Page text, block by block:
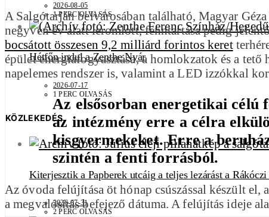
2026-08-05
1 PERC OLVASÁS
Hétfőn indul a Zenthe Nyár
2026-07-17
1 PERC OLVASÁS
KÖZLEKEDÉS
Kiterjesztik a Papberek utcáig a teljes lezárást a Rákóczi
2026-07-31
2 PERC OLVASÁS
A Salgótarján belvárosában található, Magyar
negyven év alatt leromlott, fenntartása pedig
bocsátott összesen 9,2 milliárd forintos keret
épület energiafogyasztása, a homlokzatok és a
napelemes rendszer is, valamint a LED izzókkal
Az elsősorban energetikai célú
az intézmény erre a célra
kisgyermekeket. Erre a
szintén a fenti forrásból.
Az óvoda felújítása öt hónap csúszással készült
a megvalósítás befejező dátuma. A felújítás ideje